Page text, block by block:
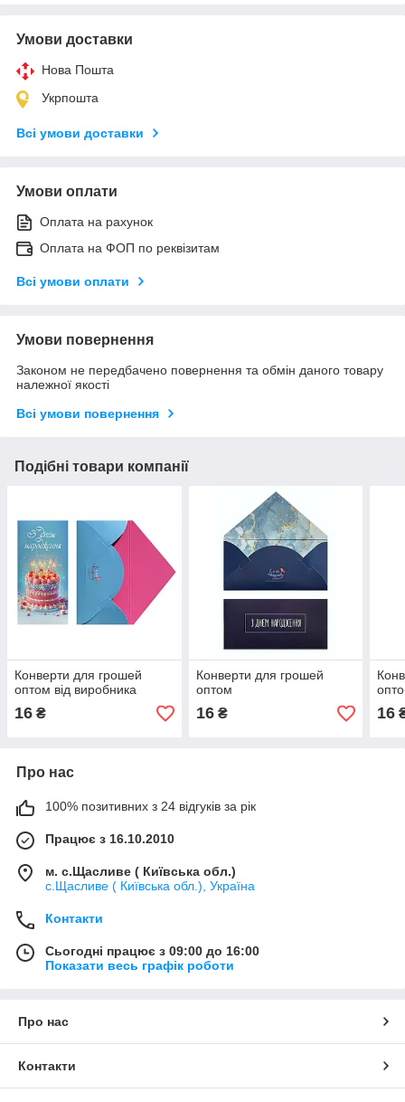
Умови доставки
Нова Пошта
Укрпошта
Всі умови доставки
Умови оплати
Оплата на рахунок
Оплата на ФОП по реквізитам
Всі умови оплати
Умови повернення
Законом не передбачено повернення та обмін даного товару
належної якості
Всі умови повернення
Подібні товари компанії
Конверти для грошей
оптом від виробника
16 ₴
Конверти для грошей
оптом
16₴ 16
Про нас
100% позитивних з 24 відгуків за рік
Працює з 16.10.2010
м. с.Щасливе ( Київська обл.)
с.Щасливе ( Київська обл.), Україна
Контакти
Сьогодні працює з 09:00 до 16:00
Показати весь графік роботи
Про нас
Контакти